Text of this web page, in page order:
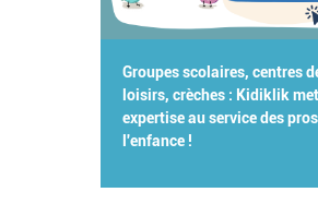
Groupes scolaires, centres
loisirs, crèches : Kidiklik
expertise au service des
l'enfance !